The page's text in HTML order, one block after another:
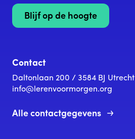
Blijf op de hoogte
Contact
Daltonlaan 200 / 3584 BJ Utrecht
info@lerenvoormorgen.org
Alle contactgegevens